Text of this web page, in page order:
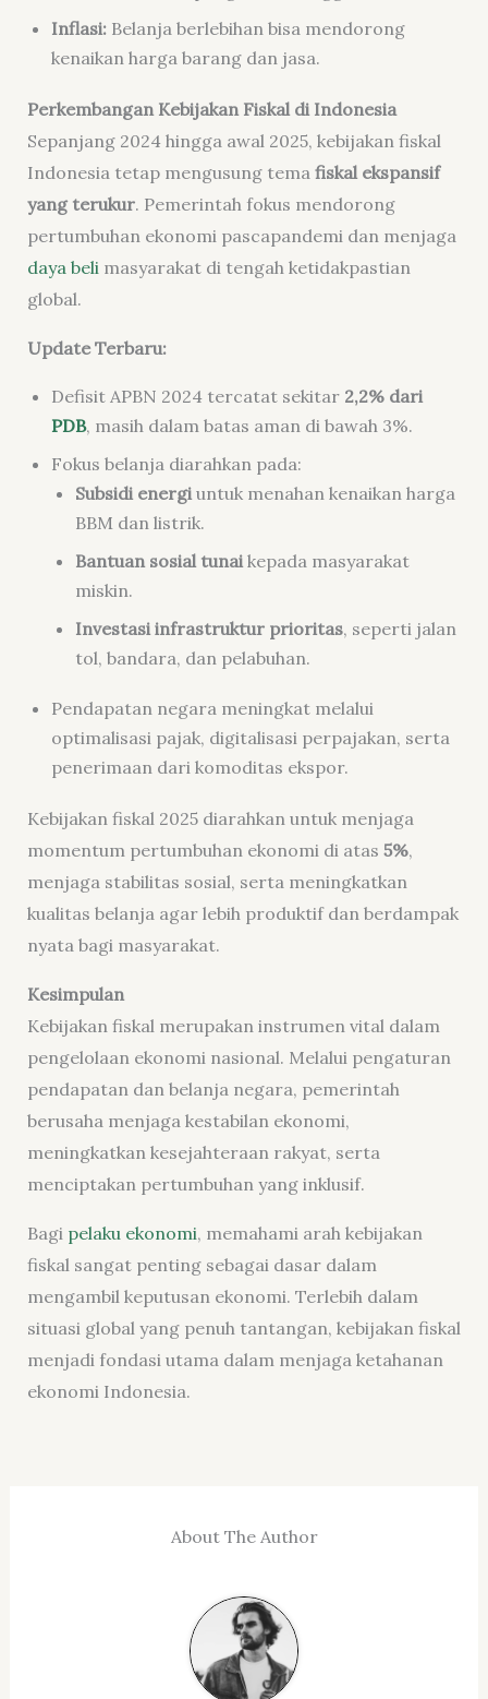
Inflasi:Belanja berlebihan bisa mendorong
kenaikan harga barang dan jasa.
Perkembangan Kebijakan Fiskal di Indonesia
Sepanjang 2024 hingga awal 2025, kebijakan fiskal
Indonesia tetap mengusung tema fiskal ekspansif
yang terukur. Pemerintah fokus mendorong
pertumbuhan ekonomi pascapandemi dan menjaga
daya belimasyarakat di tengah ketidakpastian
global.
Update Terbaru:
Defisit APBN 2024 tercatat sekitar 2,2% dari
PDB, masih dalam batas aman di bawah 3%.
Fokus belanja diarahkan pada:
Subsidi energiuntuk menahan kenaikan harga
BBM dan listrik.
Bantuan sosial tunaikepada masyarakat
miskin.
Investasi infrastruktur prioritas, seperti jalan
tol, bandara, dan pelabuhan.
Pendapatan negara meningkat melalui
optimalisasi pajak, digitalisasi perpajakan, serta
penerimaan dari komoditas ekspor.
Kebijakan fiskal 2025 diarahkan untuk menjaga
momentum pertumbuhan ekonomi di atas 5%,
menjaga stabilitas sosial, serta meningkatkan
kualitas belanja agar lebih produktif dan berdampak
nyata bagi masyarakat.
Kesimpulan
Kebijakan fiskal merupakan instrumen vital dalam
pengelolaan ekonomi nasional. Melalui pengaturan
pendapatan dan belanja negara, pemerintah
berusaha menjaga kestabilan ekonomi,
meningkatkan kesejahteraan rakyat, serta
menciptakan pertumbuhan yang inklusif.
Bagi pelaku ekonomi, memahami arah kebijakan
fiskal sangat penting sebagai dasar dalam
mengambil keputusan ekonomi. Terlebih dalam
situasi global yang penuh tantangan, kebijakan fiskal
menjadi fondasi utama dalam menjaga ketahanan
ekonomi Indonesia.
About The Author